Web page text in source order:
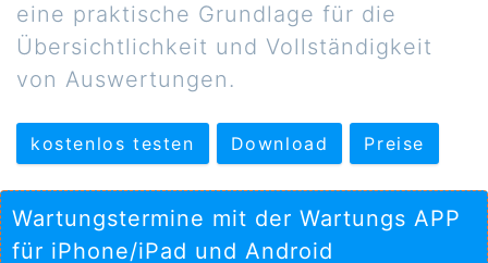
eine praktische Grundlage für die
Übersichtlichkeit und Vollständigkeit
von Auswertungen.
kostenlos testen Download Preise
Wartungstermine mit der Wartungs APP
für iPhone/iPad und Android